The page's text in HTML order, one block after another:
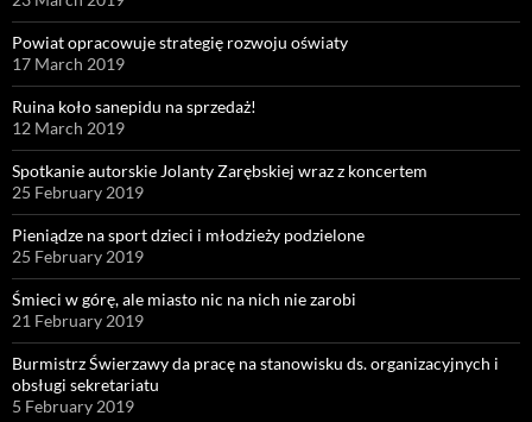
Powiat opracowuje strategię rozwoju oświaty
17 March 2019
Ruina koło sanepidu na sprzedaż!
12 March 2019
Spotkanie autorskie Jolanty Zarębskiej wraz z koncertem
25 February 2019
Pieniądze na sport dzieci i młodzieży podzielone
25 February 2019
Śmieci w górę, ale miasto nic na nich nie zarobi
21 February 2019
Burmistrz Świerzawy da pracę na stanowisku ds. organizacyjnych i
obsługi sekretariatu
5 February 2019